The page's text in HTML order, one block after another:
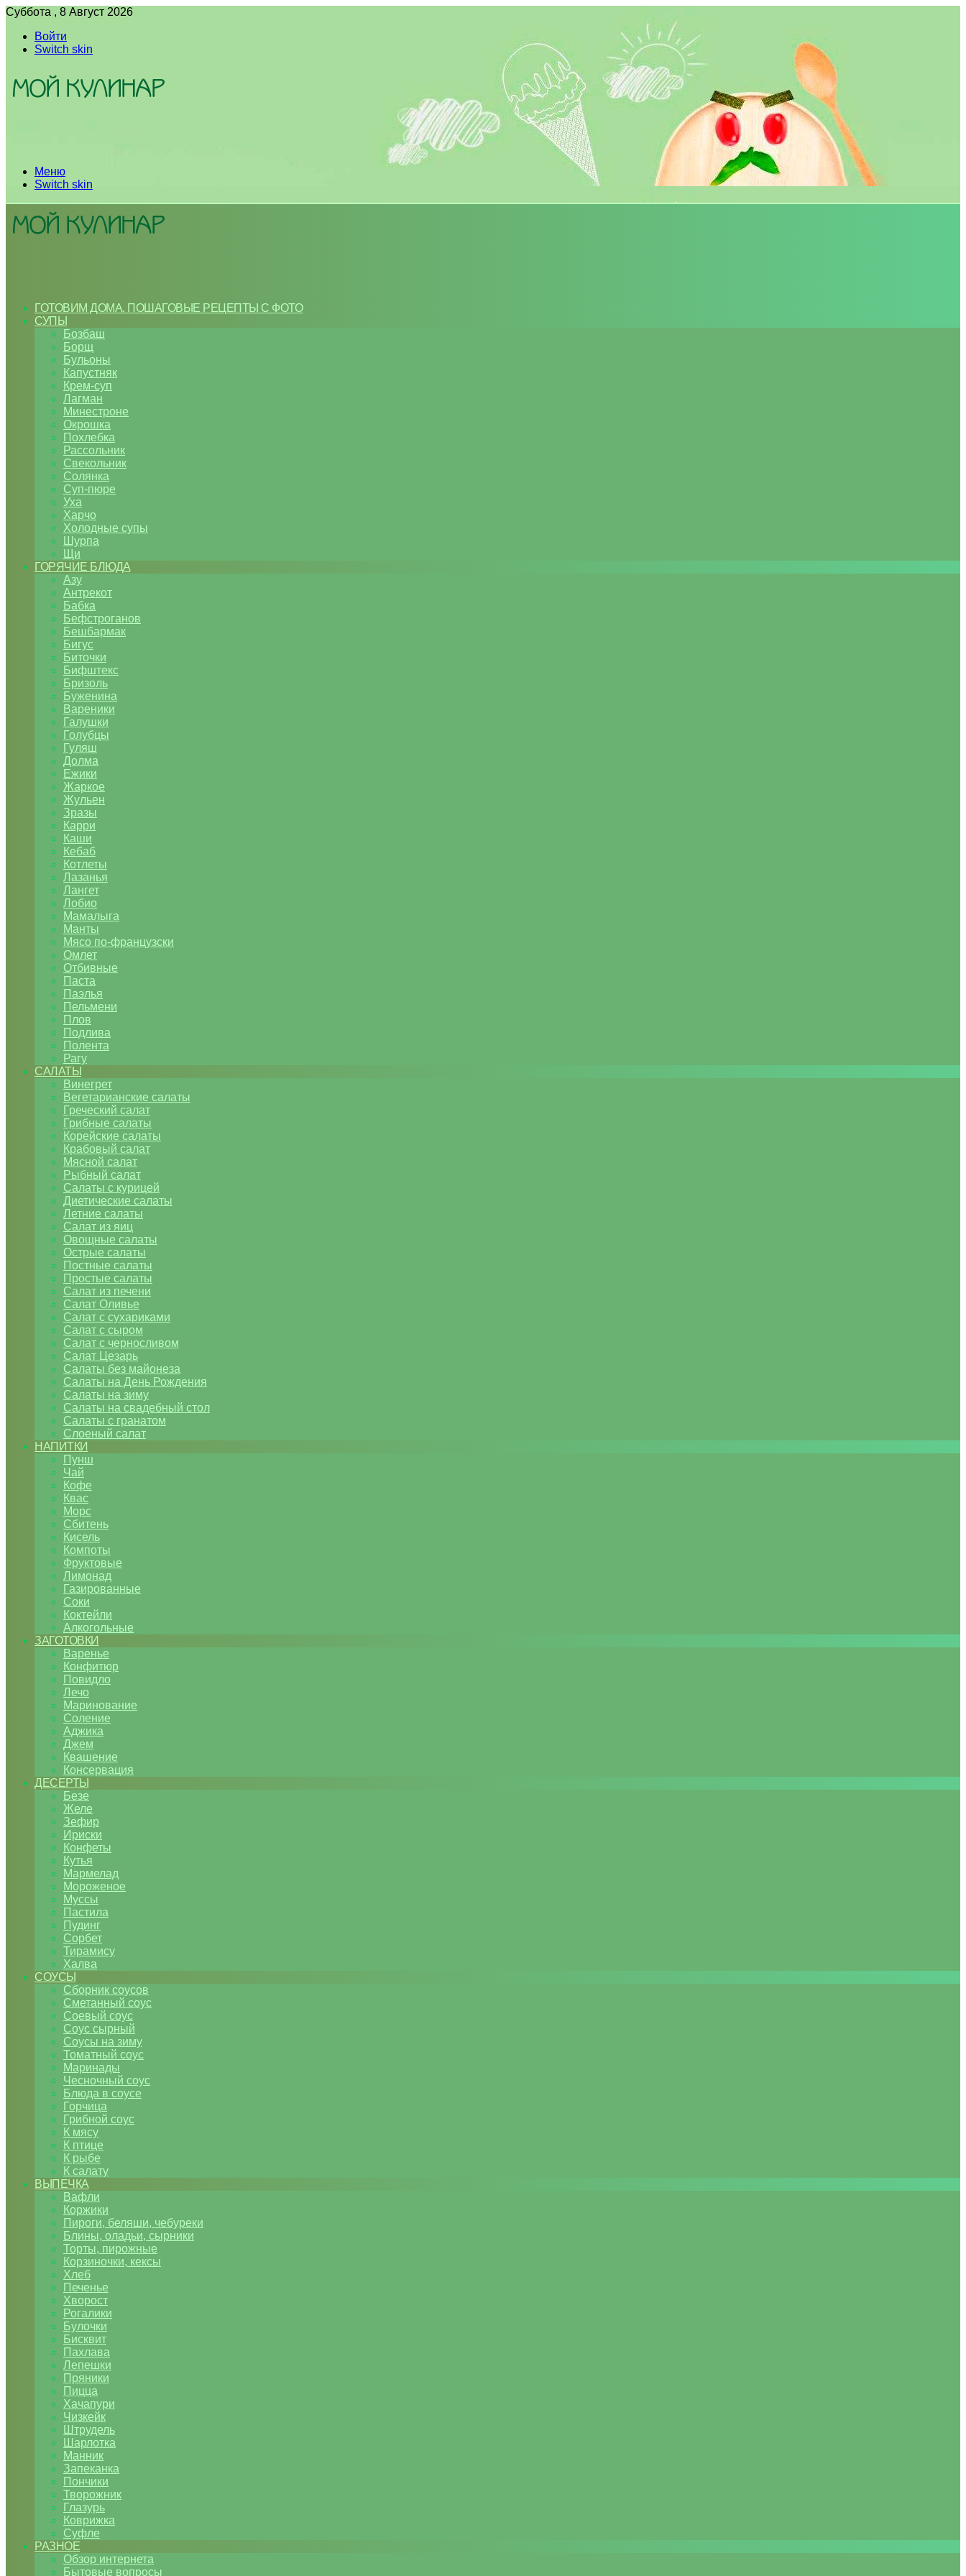
Суббота , 8 Август 2026
Войти
Switch skin
Меню
Switch skin
ГОТОВИМ ДОМА. ПОШАГОВЫЕ РЕЦЕПТЫ С ФОТО
СУПЫ
Бозбаш
Борщ
Бульоны
Капустняк
Крем-суп
Лагман
Минестроне
Окрошка
Похлебка
Рассольник
Свекольник
Солянка
Суп-пюре
Уха
Харчо
Холодные супы
Шурпа
Щи
ГОРЯЧИЕ БЛЮДА
Азу
Антрекот
Бабка
Бефстроганов
Бешбармак
Бигус
Биточки
Бифштекс
Бризоль
Буженина
Вареники
Галушки
Голубцы
Гуляш
Долма
Ежики
Жаркое
Жульен
Зразы
Карри
Каши
Кебаб
Котлеты
Лазанья
Лангет
Лобио
Мамалыга
Манты
Мясо по-французски
Омлет
Отбивные
Паста
Паэлья
Пельмени
Плов
Подлива
Полента
Рагу
САЛАТЫ
Винегрет
Вегетарианские салаты
Греческий салат
Грибные салаты
Корейские салаты
Крабовый салат
Мясной салат
Рыбный салат
Салаты с курицей
Диетические салаты
Летние салаты
Салат из яиц
Овощные салаты
Острые салаты
Постные салаты
Простые салаты
Салат из печени
Салат Оливье
Салат с сухариками
Салат с сыром
Салат с черносливом
Салат Цезарь
Салаты без майонеза
Салаты на День Рождения
Салаты на зиму
Салаты на свадебный стол
Салаты с гранатом
Слоеный салат
НАПИТКИ
Пунш
Чай
Кофе
Квас
Морс
Сбитень
Кисель
Компоты
Фруктовые
Лимонад
Газированные
Соки
Коктейли
Алкогольные
ЗАГОТОВКИ
Варенье
Конфитюр
Повидло
Лечо
Маринование
Соление
Аджика
Джем
Квашение
Консервация
ДЕСЕРТЫ
Безе
Желе
Зефир
Ириски
Конфеты
Кутья
Мармелад
Мороженое
Муссы
Пастила
Пудинг
Сорбет
Тирамису
Халва
СОУСЫ
Сборник соусов
Сметанный соус
Соевый соус
Соус сырный
Соусы на зиму
Томатный соус
Маринады
Чесночный соус
Блюда в соусе
Горчица
Грибной соус
К мясу
К птице
К рыбе
К салату
ВЫПЕЧКА
Вафли
Коржики
Пироги, беляши, чебуреки
Блины, оладьи, сырники
Торты, пирожные
Корзиночки, кексы
Хлеб
Печенье
Хворост
Рогалики
Булочки
Бисквит
Пахлава
Лепешки
Пряники
Пицца
Хачапури
Чизкейк
Штрудель
Шарлотка
Манник
Запеканка
Пончики
Творожник
Глазурь
Коврижка
Суфле
РАЗНОЕ
Обзор интернета
Бытовые вопросы